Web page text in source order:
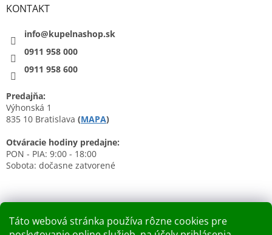
Táto webová stránka používa rôzne cookies pre
KONTAKT
info@kupelnashop.sk
0911 958 000
0911 958 600
Predajňa:
Výhonská 1
835 10 Bratislava (MAPA)
Otváracie hodiny predajne:
PON - PIA: 9:00 - 18:00
Sobota: dočasne zatvorené